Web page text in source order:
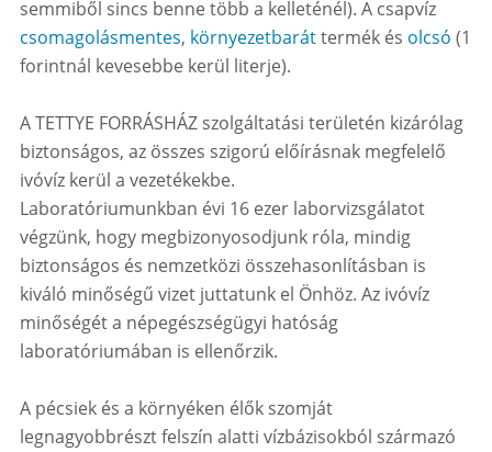
semmiből sincs benne több a kelleténél). A csapvíz
csomagolásmentes, környezetbaráttermék és olcsó (1
forintnál kevesebbe kerül literje).
A TETTYE FORRÁSHÁZ szolgáltatási területén kizárólag
biztonságos, az összes szigorú előírásnak megfelelő
ivóvíz kerül a vezetékekbe.
Laboratóriumunkban évi 16 ezer laborvizsgálatot
végzünk, hogy megbizonyosodjunk róla, mindig
biztonságos és nemzetközi összehasonlításban is
kiváló minőségű vizet juttatunk el Önhöz. Az ivóvíz
minőségét a népegészségügyi hatóság
laboratóriumában is ellenőrzik.
A pécsiek és a környéken élők szomját
legnagyobbrészt felszín alatti vízbázisokból származó